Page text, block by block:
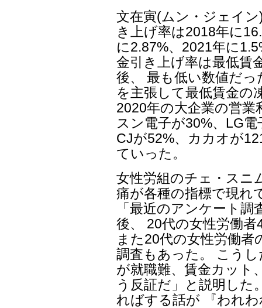
文在寅(ムン・ジェイ
き上げ率は2018年に
に2.87%、2021年に
金引き上げ率は最低賃
後、 最も低い数値だ
を主張して最低賃金の
2020年の大企業の営
スン電子が30%、LG
CJが52%、カカオが
ていった。
女性労組のチェ・スニ
痛が各種の指標で現れ
「最近のアンケート
後、 20代の女性労働
また20代の女性労働
調査もあった。 こう
が就職難、賃金カット
う反証だ」と説明した
ればする話が 『われ